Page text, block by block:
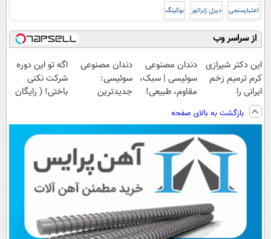
اعتبارسنجی دیزل ژنراتور بوکینگ
از سراسر وب
این دکتر شیرازی
کرم ترمیم زخم
ایرانی را
ساخت!!!
دندان مصنوعی
سوئیسی | سبک،
مقاوم، طبیعی!
رایگان+پرداخت
اقساطی😍
دندان مصنوعی
سوئیسی:
جدیدترین
پرداخت قسطی
اگه تو این دوره
شرکت نکنی
باختی! ( رایگان
بازگشت به بالای صفحه